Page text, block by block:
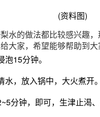
(资料图)
水的做法都比较感兴趣
大家，希望能够帮助到大
15分钟。
，放入锅中，大火煮开。
分钟，即可，生津止渴